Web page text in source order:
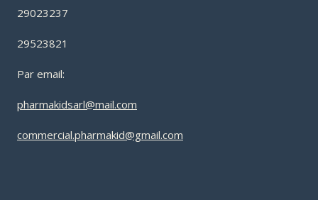
29023237
29523821
Par email:
pharmakidsarl@mail.com
commercial.pharmakid@gmail.com